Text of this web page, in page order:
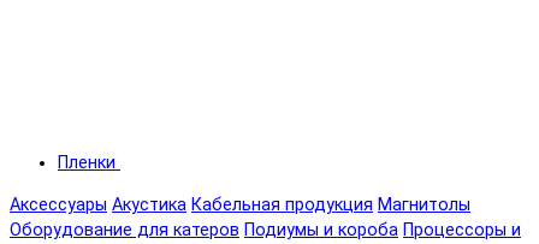
Пленки
Аксессуары Акустика Кабельная продукция Магнитолы
Оборудование для катеров Подиумы и короба Процессоры и